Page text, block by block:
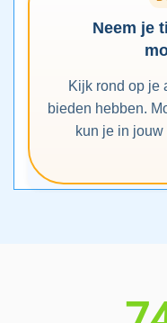
Neem je
Kijk rond op je
bieden hebben.
kun je in